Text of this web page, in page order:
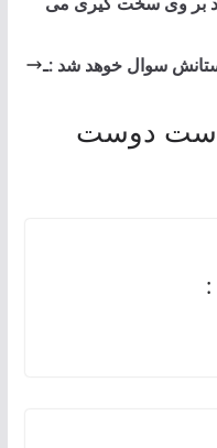
سوال خوهد شد :ـ
است دوست
: